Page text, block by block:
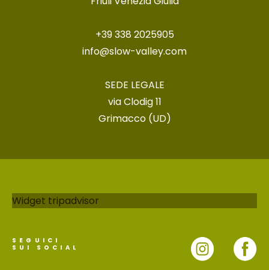
Widget tripadvisor
SEGUICI
SUI SOCIAL
+39 338 2025905
info@slow-valley.com
SEDE LEGALE
via Clodig 11
Grimacco (UD)